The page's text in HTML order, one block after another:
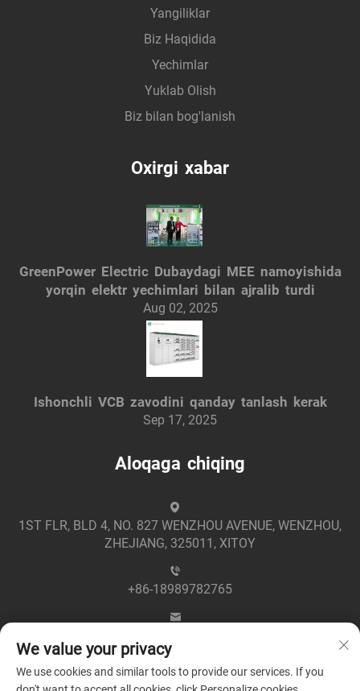
Yangiliklar
Biz Haqidida
Yechimlar
Yuklab Olish
Biz bilan bog'lanish
Oxirgi xabar
GreenPower Electric Dubaydagi MEE namoyishida
yorqin elektr yechimlari bilan ajralib turdi
Aug 02, 2025
Ishonchli VCB zavodini qanday tanlash kerak
Sep 17, 2025
Aloqaga chiqing
1ST FLR, BLD 4, NO. 827 WENZHOU AVENUE, WENZHOU,
ZHEJIANG, 325011, XITOY
+86-18989782765
We value your privacy
We use cookies and similar tools to provide our services. If you